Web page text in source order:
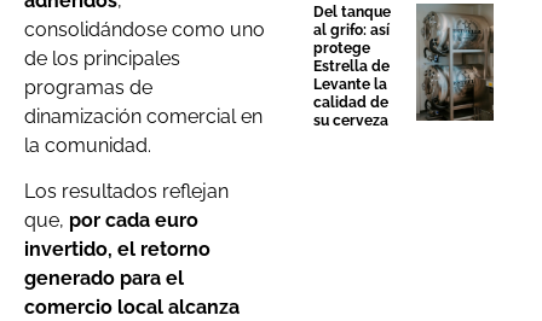
consolidándose como uno
de los principales
programas de
dinamización comercial en
la comunidad.
Los resultados reflejan
que, por cada euro
invertido, el retorno
generado para el
comercio local alcanza
Del tanque
al grifo: así
protege
Estrella de
Levante la
calidad de
su cerveza